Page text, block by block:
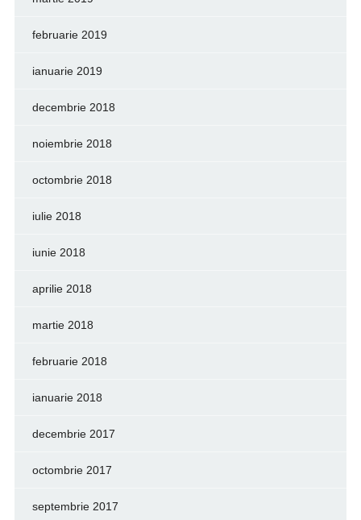
februarie 2019
ianuarie 2019
decembrie 2018
noiembrie 2018
octombrie 2018
iulie 2018
iunie 2018
aprilie 2018
martie 2018
februarie 2018
ianuarie 2018
decembrie 2017
octombrie 2017
septembrie 2017